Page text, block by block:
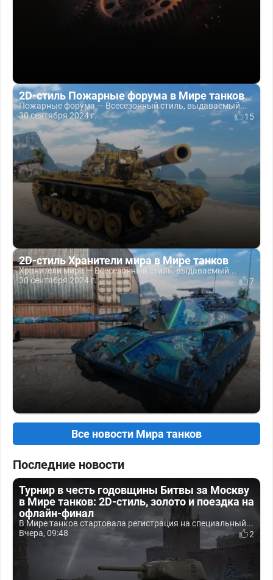
2D-стиль Пожарные форума в Мире танков
Пожарные форума — Всесезонный стиль, выдаваемый...
30 сентября 2024 г.
15
2D-стиль Хранители мира в Мире танков
Хранители мира — Всесезонный стиль, выдаваемый...
30 сентября 2024 г.
7
Все новости Мира танков
Последние новости
Турнир в честь годовщины Битвы за Москву
в Мире танков: 2D-стиль, золото и поездка на
офлайн-финал
В Мире танков стартовала регистрация на специальный...
Вчера, 09:48
2